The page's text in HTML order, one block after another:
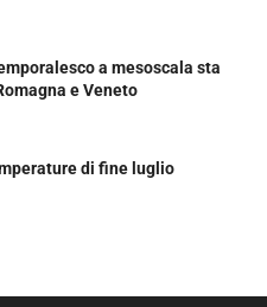
a mesoscala sta
e Veneto
di fine luglio